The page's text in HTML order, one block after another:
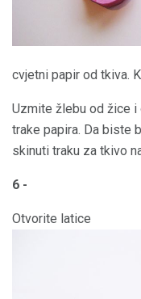
cvjetni papir od tkiva.
Uzmite žlebu od žice
trake papira. Da biste
skinuti traku za tkivo
6 -
Otvorite latice